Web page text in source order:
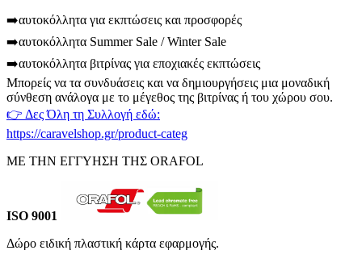
➡️αυτοκόλλητα για εκπτώσεις και προσφορές
➡️αυτοκόλλητα Summer Sale / Winter Sale
➡️αυτοκόλλητα βιτρίνας για εποχιακές εκπτώσεις
Μπορείς να τα συνδυάσεις και να δημιουργήσεις μια μοναδική
σύνθεση ανάλογα με το μέγεθος της βιτρίνας ή του χώρου σου.
👉 Δες Όλη τη Συλλογή εδώ:
https://caravelshop.gr/product-categ
ΜΕ ΤΗΝ ΕΓΓΥΗΣΗ ΤΗΣ ORAFOL
ISO 9001
Δώρο ειδική πλαστική κάρτα εφαρμογής.